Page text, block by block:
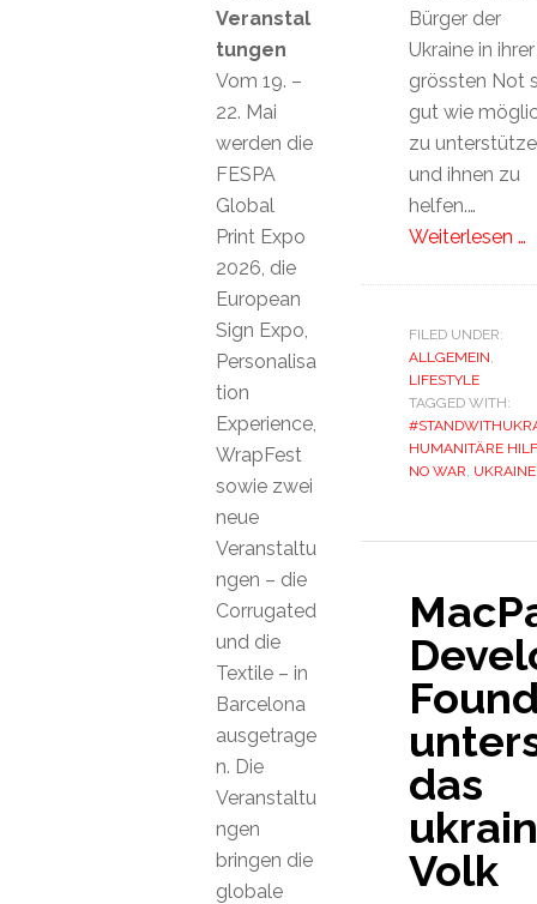
Bürger der
Ukraine in ihrer
grössten Not
gut wie
zu
und ihnen zu
helfen.…
Weiterlesen …
FILED UNDER:
ALLGEMEIN,
LIFESTYLE
TAGGED WITH:
HUMANITÄRE
NO WAR, UKRAINE
das
Volk
Veranstal
tungen
Vom 19. –
22. Mai
werden die
FESPA
Global
Print Expo
2026, die
European
Sign Expo,
Personalisa
tion
Experience,
WrapFest
sowie zwei
neue
Veranstaltu
ngen – die
Corrugated
und die
Textile – in
Barcelona
ausgetrage
n. Die
Veranstaltu
ngen
bringen die
globale